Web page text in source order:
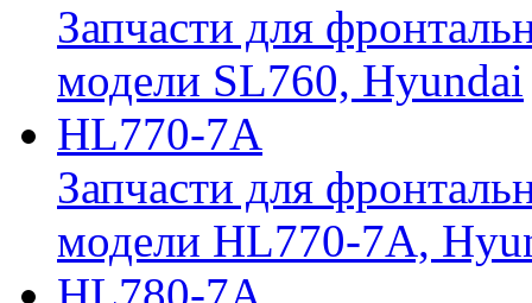
Запчасти для
модели SL760, Hyundai
HL770-7A
Запчасти для
модели HL770-7A,